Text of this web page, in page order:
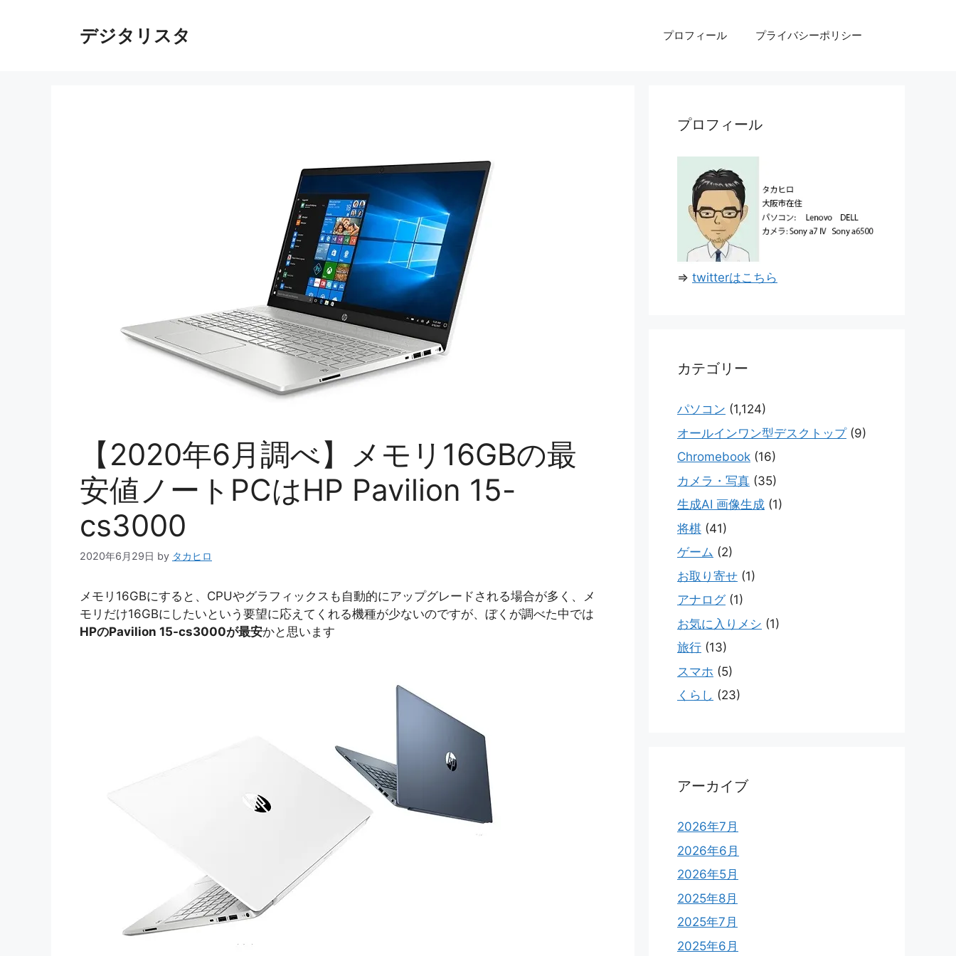
デジタリスタ プロフィール プライバシーポリシー
【2020年6月調べ】メモリ16GBの最
安値ノートPCはHP Pavilion 15-
cs3000
2020年6月29日 by タカヒロ
メモリ16GBにすると、CPUやグラフィックスも自動的にアップグレードされる場合が多く、メ
モリだけ16GBにしたいという要望に応えてくれる機種が少ないのですが、ぼくが調べた中では
HPのPavilion 15-cs3000が最安かと思います
プロフィール
⇒ twitterはこちら
カテゴリー
パソコン (1,124)
オールインワン型デスクトップ(9)
Chromebook (16)
カメラ・写真 (35)
生成AI 画像生成 (1)
将棋 (41)
ゲーム (2)
お取り寄せ (1)
アナログ(1)
お気に入りメシ (1)
旅行 (13)
スマホ (5)
くらし (23)
アーカイブ
2026年7月
2026年6月
2026年5月
2025年8月
2025年7月
2025年6月